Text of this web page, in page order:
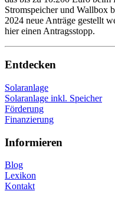
Stromspeicher und Wallbox
2024 neue Anträge gestellt
hier einen Antragsstopp.
Entdecken
Solaranlage
Solaranlage inkl. Speicher
Förderung
Finanzierung
Informieren
Blog
Lexikon
Kontakt